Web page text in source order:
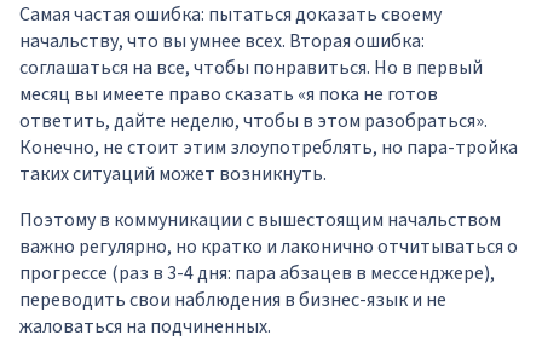
Самая частая ошибка: пытаться доказать своему
начальству, что вы умнее всех. Вторая ошибка:
соглашаться на все, чтобы понравиться. Но в первый
месяц вы имеете право сказать «я пока не готов
ответить, дайте неделю, чтобы в этом разобраться».
Конечно, не стоит этим злоупотреблять, но пара-тройка
таких ситуаций может возникнуть.
Поэтому в коммуникации с вышестоящим начальством
важно регулярно, но кратко и лаконично отчитываться о
прогрессе (раз в 3-4 дня: пара абзацев в мессенджере),
переводить свои наблюдения в бизнес-язык и не
жаловаться на подчиненных.